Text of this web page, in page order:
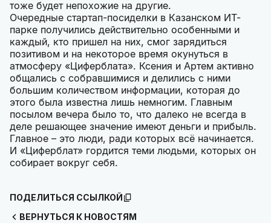
тоже будет непохожие на другие.
Очередные стартап-посиделки в Казанском ИТ-
парке получились действительно особенными и
каждый, кто пришел на них, смог зарядиться
позитивом и на некоторое время окунуться в
атмосферу «Циферблата». Ксения и Артем активно
общались с собравшимися и делились с ними
большим количеством информации, которая до
этого была известна лишь немногим. Главным
посылом вечера было то, что далеко не всегда в
деле решающее значение имеют деньги и прибыль.
Главное – это люди, ради которых всё начинается.
И «Циферблат» гордится теми людьми, которых он
собирает вокруг себя.
ВЕРНУТЬСЯ К НОВОСТЯМ
ПОДЕЛИТЬСЯ ССЫЛКОЙ